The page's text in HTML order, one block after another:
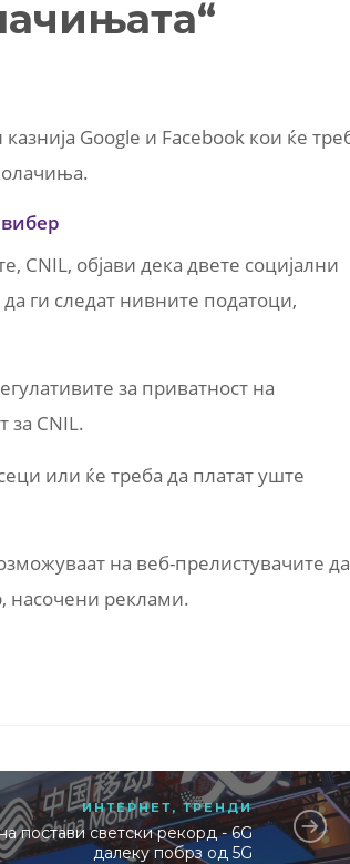
Google и Facebook кои ќе
CNIL, објави дека двете социјални
ги следат нивните податоци,
за приватност на
за CNIL.
или ќе треба да платат уште
на веб-прелистувачите да
насочени реклами.
ИНТЕРНЕТ,ТРЕНДИ
постави светски рекорд - 6G
далеку побрз од 5G